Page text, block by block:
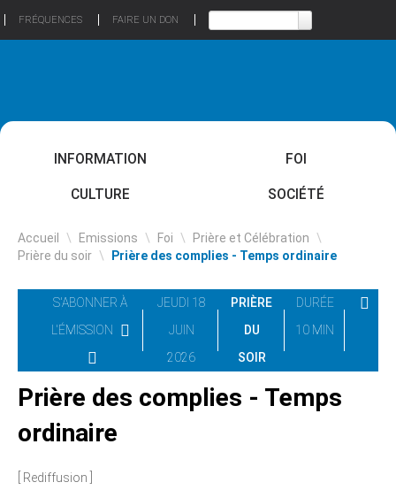
FRÉQUENCES FAIRE UN DON
INFORMATION FOI
CULTURE SOCIÉTÉ
Accueil \ Emissions \ Foi \ Prière et Célébration \
Prière du soir \ Prière des complies - Temps ordinaire
S'ABONNER À
L'ÉMISSION
JEUDI 18
JUIN
2026
PRIÈRE
DU
SOIR
DURÉE
10 MIN
Prière des complies - Temps
ordinaire
[ Rediffusion ]